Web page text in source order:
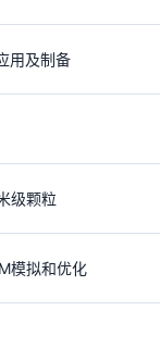
用及制备
级颗粒
模拟和优化